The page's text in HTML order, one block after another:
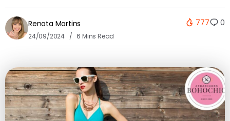
Renata Martins
24/09/2024 6 Mins Read
777 0